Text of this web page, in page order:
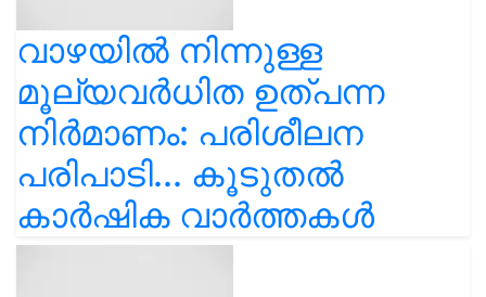
വാഴയിൽ നിന്നുള്ള
മൂല്യവർധിത ഉത്പന്ന
നിർമാണം: പരിശീലന
പരിപാടി... കൂടുതൽ
കാർഷിക വാർത്തകൾ